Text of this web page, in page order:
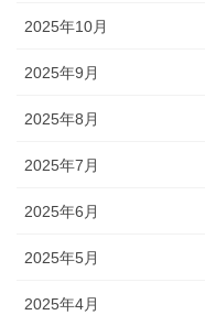
2025年10月
2025年9月
2025年8月
2025年7月
2025年6月
2025年5月
2025年4月